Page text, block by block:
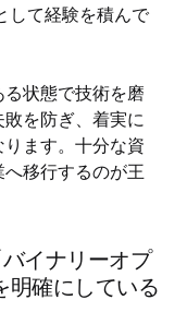
して経験を積んで
状態で技術を磨
を防ぎ、着実に
ます。十分な資
移行するのが王
イナリーオプ
明確にしている